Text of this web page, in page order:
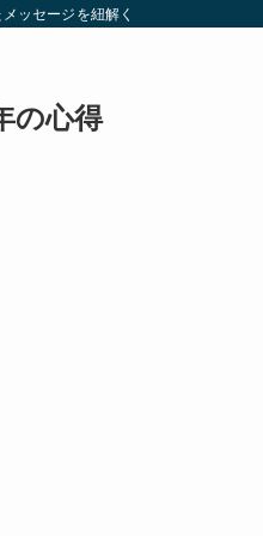
ッセージを紐解く
の心得